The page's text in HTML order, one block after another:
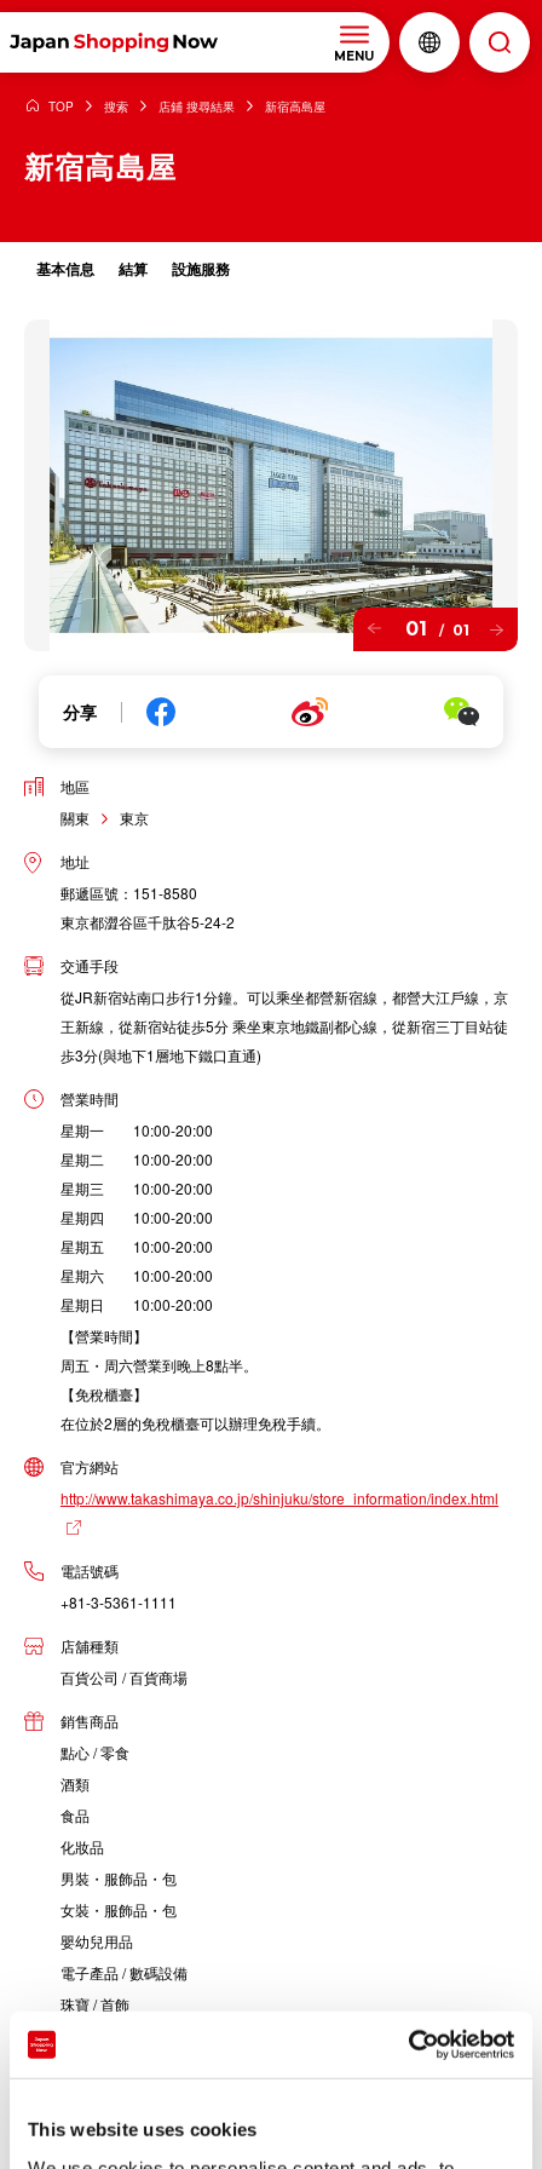
This website uses cookies
MENU
TOP 搜索 店鋪 搜尋結果 新宿高島屋
新宿高島屋
基本信息 結算 設施服務
01 / 01
分享
地區
關東
東京
地址
郵遞區號：151-8580
東京都澀谷區千肽谷5-24-2
交通手段
從JR新宿站南口步行1分鐘。可以乘坐都營新宿線，都營大江戶線，京
王新線，從新宿站徒歩5分 乘坐東京地鐵副都心線，從新宿三丁目站徒
歩3分(與地下1層地下鐵口直通)
營業時間
星期一 10:00-20:00
星期二 10:00-20:00
星期三 10:00-20:00
星期四 10:00-20:00
星期五 10:00-20:00
星期六 10:00-20:00
星期日 10:00-20:00
【營業時間】
周五・周六營業到晚上8點半。
【免稅櫃臺】
在位於2層的免稅櫃臺可以辦理免稅手續。
官方網站
http://www.takashimaya.co.jp/shinjuku/store_information/index.html
電話號碼
+81-3-5361-1111
店舖種類
百貨公司 / 百貨商場
銷售商品
點心 / 零食
酒類
食品
化妝品
男裝・服飾品・包
女裝・服飾品・包
嬰幼兒用品
電子產品 / 數碼設備
珠寶 / 首飾
藝術 / 傳統工藝